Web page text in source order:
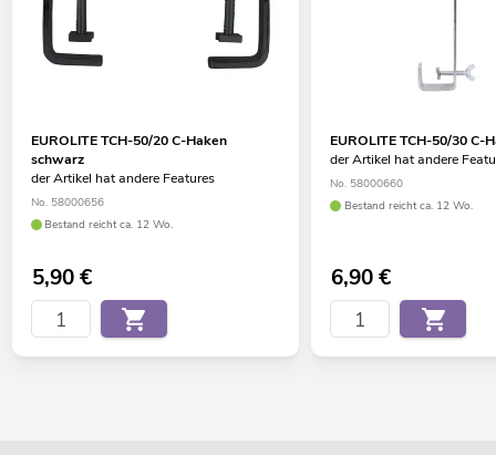
EUROLITE TCH-50/20 C-Haken
schwarz
der Artikel hat andere Features
No. 58000656
Bestand reicht ca. 12 Wo.
5,90€
EUROLITE TCH-50/30 C-
der Artikel hat andere
No. 58000660
Bestand reicht ca. 12 Wo.
6,90€